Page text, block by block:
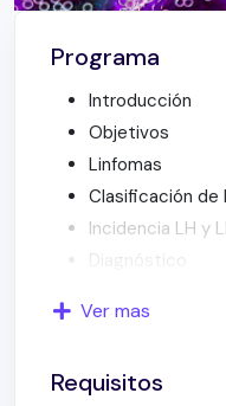
Programa
Introducción
Objetivos
Linfomas
Clasificación de
Incidencia LH y
Diagnóstico
Compromiso
Compromiso
Ver mas
Requisitos